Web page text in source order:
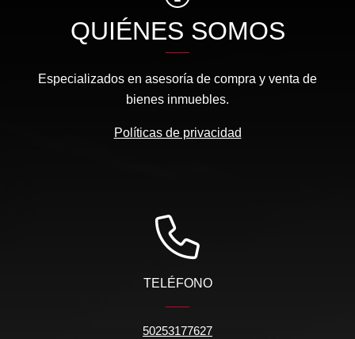
QUIÉNES SOMOS
Especializados en asesoría de compra y venta de
bienes inmuebles.
Políticas de privacidad
TELÉFONO
50253177627